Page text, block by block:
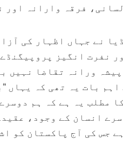
فرقہ وارانہ اور
نے جہاں اظہار کی
نفرت انگیز
ورانہ تقاضا نہیں
اہم بات یہ تھی کہ یہاں
مطلب یہ ہے کہ ہم
انسان کے وجود،
جس کی آج پاکستان کو